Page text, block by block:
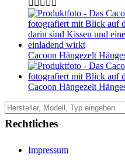
Cacoon Hängezelt
Cacoon Hängezelt
Rechtliches
Impressum